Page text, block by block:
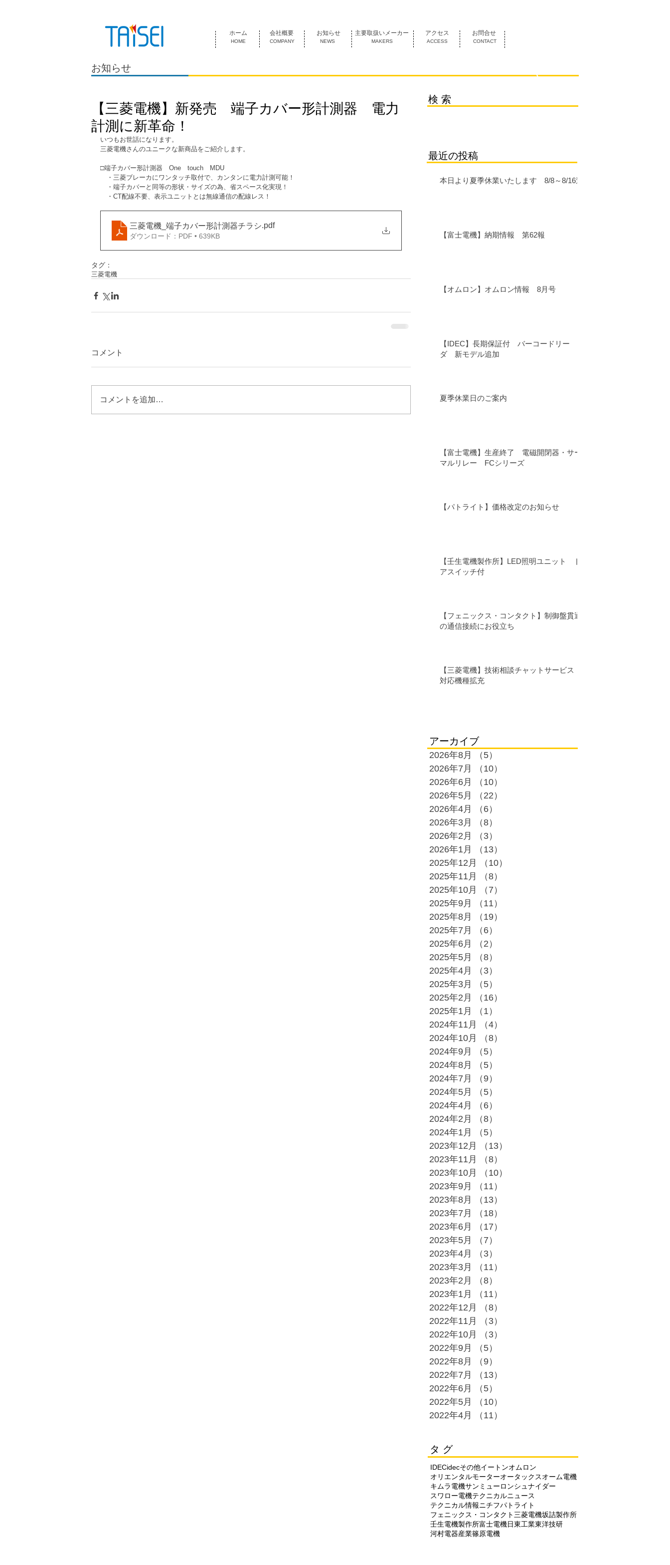
HOME COMPANY NEWS MAKERS ACCESS CONTACT
ホーム 会社概要 お知らせ 主要取扱いメーカー アクセス お問合せ
お知らせ
【三菱電機】新発売 端子カバー形計測器 電力
計測に新革命！
いつもお世話になります。
三菱電機さんのユニークな新商品をご紹介します。
□端子カバー形計測器　One　touch　MDU
・三菱ブレーカにワンタッチ取付で、カンタンに電力計測可能！
・端子カバーと同等の形状・サイズの為、省スペース化実現！
・CT配線不要、表示ユニットとは無線通信の配線レス！
三菱電機_端子カバー形計測器チラシ.pdf
ダウンロード：PDF • 639KB
タグ：
三菱電機
コメント
コメントを追加…
検 索
最近の投稿
本日より夏季休業いたします 8/8～8/16迄
【富士電機】納期情報 第62報
【オムロン】オムロン情報 8月号
【IDEC】長期保証付 バーコードリー
ダ 新モデル追加
夏季休業日のご案内
【富士電機】生産終了 電磁開閉器・サー
マルリレー FCシリーズ
【パトライト】価格改定のお知らせ
【壬生電機製作所】LED照明ユニット ド
アスイッチ付
【フェニックス・コンタクト】制御盤貫通
の通信接続にお役立ち
【三菱電機】技術相談チャットサービス
対応機種拡充
アーカイブ
2026年8月 （5）
2026年7月
（10）
2026年6月
（10）
2026年5月
（22）
2026年4月
（6）
2026年3月
（8）
2026年2月
（3）
2026年1月
（13）
2025年12月
（10）
2025年11月
（8）
2025年10月
（7）
2025年9月
（11）
2025年8月
（19）
2025年7月
（6）
2025年6月
（2）
2025年5月
（8）
2025年4月
（3）
2025年3月
（5）
2025年2月
（16）
2025年1月
（1）
2024年11月
（4）
2024年10月
（8）
2024年9月
（5）
2024年8月
（5）
2024年7月
（9）
2024年5月
（5）
2024年4月
（6）
2024年2月
（8）
2024年1月
（5）
2023年12月
（13）
2023年11月
（8）
2023年10月
（10）
2023年9月
（11）
2023年8月
（13）
2023年7月
（18）
2023年6月
（17）
2023年5月
（7）
2023年4月
（3）
2023年3月
（11）
2023年2月
（8）
2023年1月
（11）
2022年12月
（8）
2022年11月
（3）
2022年10月
（3）
2022年9月
（5）
2022年8月
（9）
2022年7月
（13）
2022年6月
（5）
2022年5月
（10）
2022年4月
（11）
タ グ
IDECidecその他イートンオムロン
オリエンタルモーターオータックスオーム電機
キムラ電機サンミューロンシュナイダー
スワロー電機テクニカルニュース
テクニカル情報ニチフパトライト
フェニックス・コンタクト 三菱電機坂詰製作所
壬生電機製作所富士電機日東工業東洋技研
河村電器産業篠原電機